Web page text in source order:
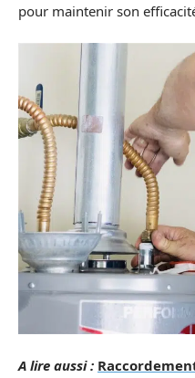
pour maintenir son
A lire aussi :